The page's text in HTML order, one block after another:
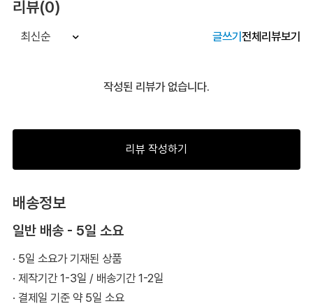
리뷰(0)
최신순 글쓰기전체리뷰보기
작성된 리뷰가 없습니다.
리뷰 작성하기
배송정보
일반 배송 - 5일 소요
· 5일 소요가 기재된 상품
· 제작기간 1-3일 / 배송기간 1-2일
· 결제일 기준 약 5일 소요